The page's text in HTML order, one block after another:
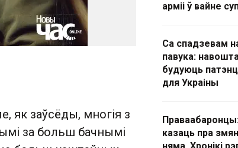
як заўсёды, многія з
за больш бачнымі
арміі ў вайне
Са спадзевам
павука:
будуюць
для Украіны
казаць пра